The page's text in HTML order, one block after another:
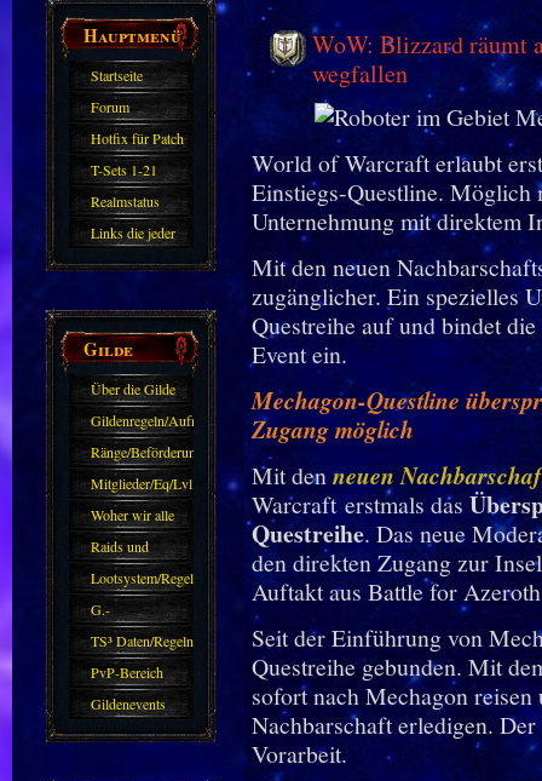
Hauptmenü
Startseite
Forum
Hotfix für Patch
11.X
T-Sets 1-21
Realmstatus
Links die jeder
kennen sollte?!
Gilde
Über die Gilde
(DAW)
Gildenregeln/Aufnahme
Ränge/Beförderungen
Mitglieder/Eq/Lvl
Woher wir alle
kommen.
Raids und
Zubehör
Lootsystem/Regeln
G.-
Sparkasse/Goldleihen
TS³ Daten/Regeln
PvP-Bereich
Gildenevents
WoW: Blizzard räumt
wegfallen
World of Warcraft erlaubt
Einstiegs-Questline. Möglich
Unternehmung mit direktem
Mit den neuen
zugänglicher. Ein spezielles
Questreihe auf und bindet
Event ein.
Mechagon-Questline
Zugang möglich
Mit denneuen
Warcraft erstmals das
Questreihe. Das neue
den direkten Zugang zur
Auftakt aus Battle for
Seit der Einführung von
Questreihe gebunden. Mit
sofort nach Mechagon
Nachbarschaft erledigen.
Vorarbeit.